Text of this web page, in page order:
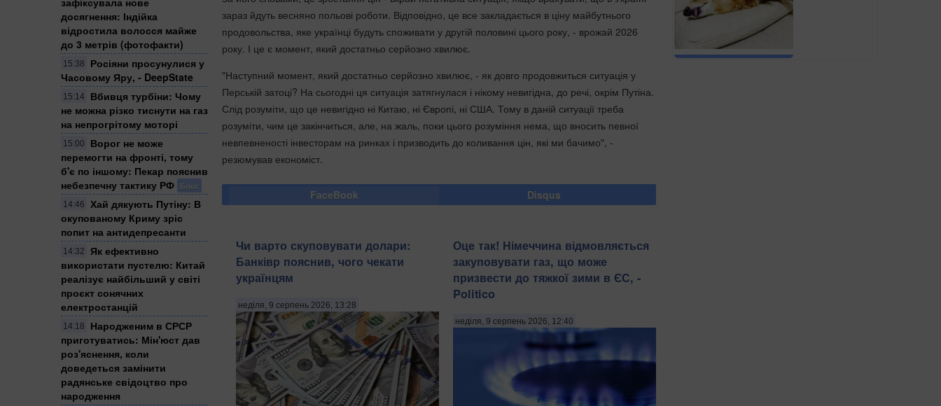
досягнення: Індійка
відростила волосся майже
до 3 метрів (фотофакти)
15:38
Росіяни просунулися у
Часовому Яру, - DeepState
15:14
Вбивця турбіни: Чому
не можна різко тиснути на газ
на непрогрітому моторі
15:00
Ворог не може
перемогти на фронті, тому
б'є по іншому: Пекар пояснив
небезпечну тактику РФ Блог
14:46
Хай дякують Путіну: В
окупованому Криму зріс
попит на антидепресанти
14:32
Як ефективно
використати пустелю: Китай
реалізує найбільший у світі
проєкт сонячних
електростанцій
14:18
Народженим в СРСР
приготуватись: Мін'юст дав
роз'яснення, коли
доведеться замінити
радянське свідоцтво про
народження
зараз йдуть весняно польові роботи. Відповідно, це все закладається в ціну майбутнього
продовольства, яке українці будуть споживати у другій половині цього року, - врожай 2026
року. І це є момент, який достатньо серйозно хвилює.
"Наступний момент, який достатньо серйозно хвилює, - як довго продовжиться ситуація у
Перській затоці? На сьогодні ця ситуація затягнулася і нікому невигідна, до речі, окрім Путіна.
Слід розуміти, що це невигідно ні Китаю, ні Європі, ні США. Тому в даній ситуації треба
розуміти, чим це закінчиться, але, на жаль, поки цього розуміння нема, що вносить певної
невпевненості інвесторам на ринках і призводить до коливання цін, які ми бачимо", -
резюмував економіст.
FaceBook Disqus
Чи варто скуповувати долари:
Банківр пояснив, чого чекати
українцям
неділя, 9 серпень 2026, 13:28
Оце так! Німеччина відмовляється
закуповувати газ, що може
призвести до тяжкої зими в ЄС, -
Politico
неділя, 9 серпень 2026, 12:40